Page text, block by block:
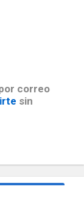
correo
sin